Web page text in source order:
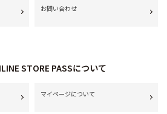
お問い合わせ
STORE PASSについて
マイページについて